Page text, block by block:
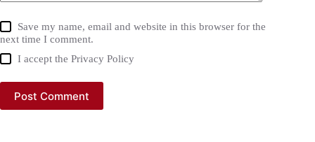
Save my name, email and website in this browser for the
next time I comment.
I accept thePrivacy Policy
Post Comment